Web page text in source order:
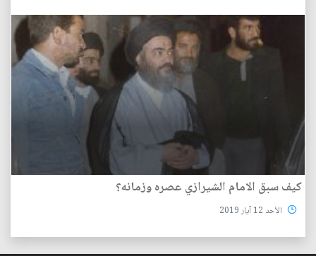
كيف سبق الامام الشيرازي عصره وزمانه؟
الأحد 12 آيار 2019